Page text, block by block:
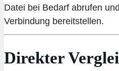
Datei bei Bedarf abrufen
Verbindung bereitstellen.
Direkter